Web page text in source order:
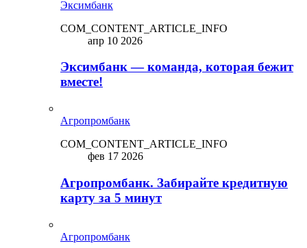
Эксимбанк
COM_CONTENT_ARTICLE_INFO
апр 10 2026
Эксимбанк — команда, которая бежит
вместе!
Агропромбанк
COM_CONTENT_ARTICLE_INFO
фев 17 2026
Агропромбанк. Забирайте кредитную
карту за 5 минут
Агропромбанк